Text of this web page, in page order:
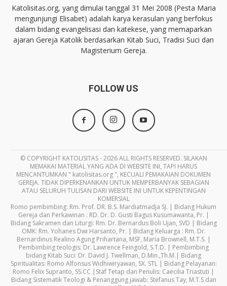
Katolisitas.org, yang dimulai tanggal 31 Mei 2008 (Pesta Maria
mengunjungi Elisabet) adalah karya kerasulan yang berfokus
dalam bidang evangelisasi dan katekese, yang memaparkan
ajaran Gereja Katolik berdasarkan Kitab Suci, Tradisi Suci dan
Magisterium Gereja.
FOLLOW US
© COPYRIGHT KATOLISITAS - 2026 ALL RIGHTS RESERVED. SILAKAN
MEMAKAI MATERIAL YANG ADA DI WEBSITE INI, TAPI HARUS
MENCANTUMKAN " katolisitas.org ", KECUALI PEMAKAIAN DOKUMEN
GEREJA. TIDAK DIPERKENANKAN UNTUK MEMPERBANYAK SEBAGIAN
ATAU SELURUH TULISAN DARI WEBSITE INI UNTUK KEPENTINGAN
KOMERSIAL
Romo pembimbing: Rm. Prof. DR. B.S. Mardiatmadja SJ. | Bidang Hukum
Gereja dan Perkawinan : RD. Dr. D. Gusti Bagus Kusumawanta, Pr. |
Bidang Sakramen dan Liturgi: Rm. Dr. Bernardus Boli Ujan, SVD | Bidang
OMK: Rm. Yohanes Dwi Harsanto, Pr. | Bidang Keluarga : Rm. Dr.
Bernardinus Realino Agung Prihartana, MSF, Maria Brownell, M.T.S. |
Pembimbing teologis: Dr. Lawrence Feingold, S.T.D. | Pembimbing
bidang Kitab Suci: Dr. David J. Twellman, D.Min.,Th.M.| Bidang
Spiritualitas: Romo Alfonsus Widhiwiryawan, SX. STL | Bidang Pelayanan:
Romo Felix Supranto, SS.CC |Staf Tetap dan Penulis: Caecilia Triastuti |
Bidang Sistematik Teologi & Penanggung jawab: Stefanus Tay, M.T.S dan